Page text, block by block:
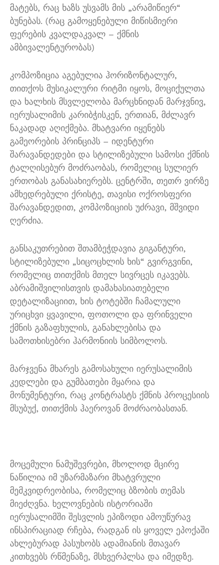
მატებს, რაც ხაზს უსვამს მის „არამიწიერ“
ბუნებას. (რაც გამოყენებული მიწისმიერი
ფერების კვალდაკვალ – ქმნის
ამბივალენტურობას)
კომპოზიცია აგებულია ჰორიზონტალურ,
თითქოს მუსიკალური რიტმი იყოს, მოციქულთა
და ხალხის მსვლელობა მარცხნიდან მარჯვნივ,
იერუსალიმის კარიბჭისკენ, ერთიან, მძლავრ
ნაკადად აღიქმება. მხატვარი იყენებს
გამეორების პრინციპს – იდენტური
შარავანდედები და სტილიზებული სამოსი ქმნის
ტალღისებურ მოძრაობას, რომელიც სულიერ
ერთობას განასახიერებს. ცენტრში, თეთრ ვირზე
ამხედრებული ქრისტე, თავისი ოქროსფერი
შარავანდედით, კომპოზიციის უძრავი, მშვიდი
ღერძია.
განსაკუთრებით შთამბეჭდავია გიგანტური,
სტილიზებული „სიცოცხლის ხის“ გვირგვინი,
რომელიც თითქმის მთელ სივრცეს იკავებს.
აბრამიშვილისთვის დამახასიათებელი
დეტალიზაციით, ხის ტოტებში ჩამალული
ურიცხვი ყვავილი, ფოთოლი და ფრინველი
ქმნის გაზაფხულის, განახლებისა და
სამოთხისებრი ჰარმონიის სიმბოლოს.
მარჯვენა მხარეს გამოსახული იერუსალიმის
კედლები და გუმბათები მყარია და
მონუმენტური, რაც კონტრასტს ქმნის პროცესიის
მსუბუქ, თითქმის ჰაეროვან მოძრაობასთან.
მოცემული ნამუშევრები, მხოლოდ მცირე
ნაწილია იმ უზარმაზარი მხატვრული
მემკვიდრეობისა, რომელიც ბზობის თემას
მიეძღვნა. ხელოვნების ისტორიაში
იერუსალიმში შესვლის ეპიზოდი ამოუწურავ
ინსპირაციად რჩება, რადგან ის ყოველ ეპოქაში
ახლებურად პასუხობს ადამიანის მთავარ
კითხვებს რწმენაზე, მსხვერპლსა და იმედზე.